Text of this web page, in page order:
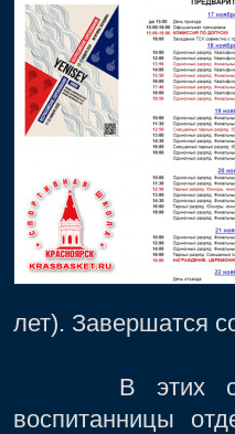
лет). Завершатся
В этих
воспитанницы